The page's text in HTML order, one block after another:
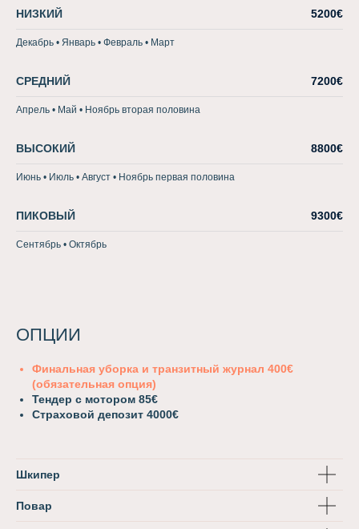
НИЗКИЙ 5200€
Декабрь • Январь • Февраль • Март
СРЕДНИЙ 7200€
Апрель • Май • Ноябрь вторая половина
ВЫСОКИЙ 8800€
Июнь • Июль • Август • Ноябрь первая половина
ПИКОВЫЙ 9300€
Сентябрь • Октябрь
ОПЦИИ
Финальная уборка и транзитный журнал 400€
(обязательная опция)
Тендер с мотором 85€
Страховой депозит 4000€
Шкипер
Повар